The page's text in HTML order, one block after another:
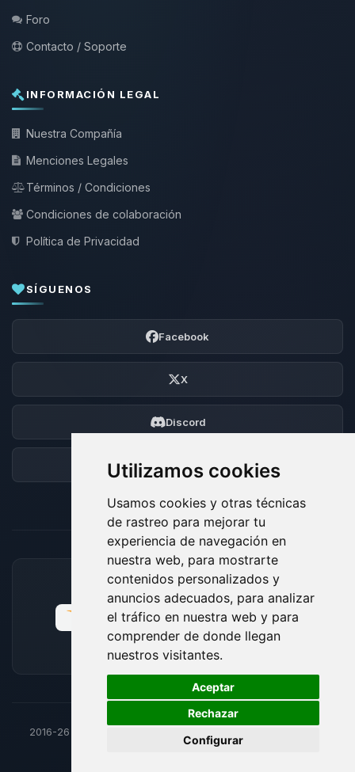
Utilizamos cookies
Usamos cookies y otras técnicas
de rastreo para mejorar tu
experiencia de navegación en
nuestra web, para mostrarte
contenidos personalizados y
anuncios adecuados, para analizar
el tráfico en nuestra web y para
comprender de donde llegan
nuestros visitantes.
Aceptar
Rechazar
Configurar
Foro
Contacto / Soporte
INFORMACIÓN LEGAL
Nuestra Compañía
Menciones Legales
Términos / Condiciones
Condiciones de colaboración
Política de Privacidad
SÍGUENOS
Facebook
X
Discord
Foro
MÉTODOS DE PAGO ACEPTADOS
2016-26
🍪